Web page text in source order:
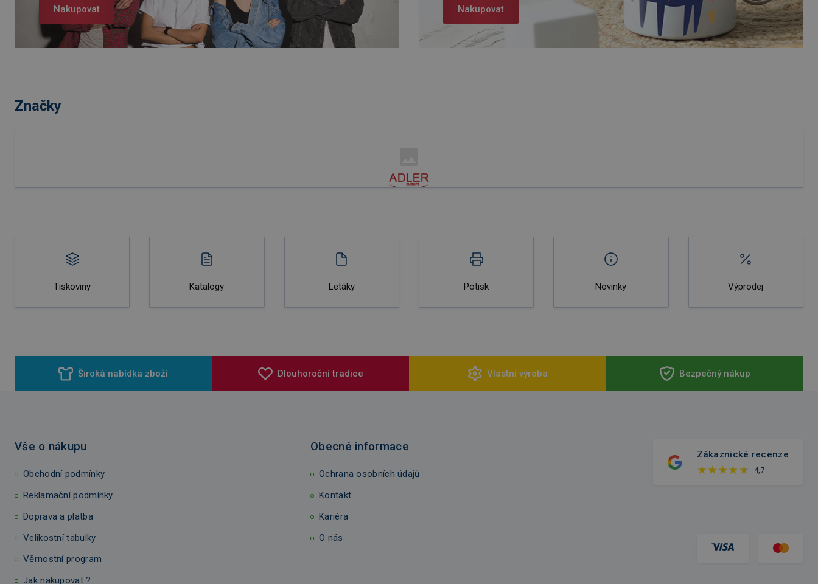
Nakupovat Nakupovat
Značky
Tiskoviny Katalogy Letáky Potisk Novinky Výprodej
Široká nabídka zboží Dlouhoroční tradice Vlastní výroba Bezpečný nákup
Vše o nákupu
Obchodní podmínky
Reklamační podmínky
Doprava a platba
Velikostní tabulky
Věrnostní program
Jak nakupovat ?
Obecné informace
Ochrana osobních údajů
Kontakt
Kariéra
O nás
Zákaznické recenze
4,7